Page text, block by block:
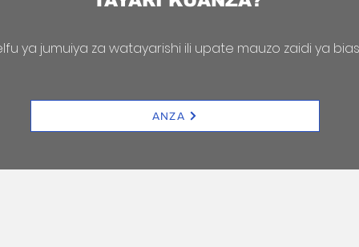
ya jumuiya za watayarishi ili upate mauzo zaidi ya
ANZA